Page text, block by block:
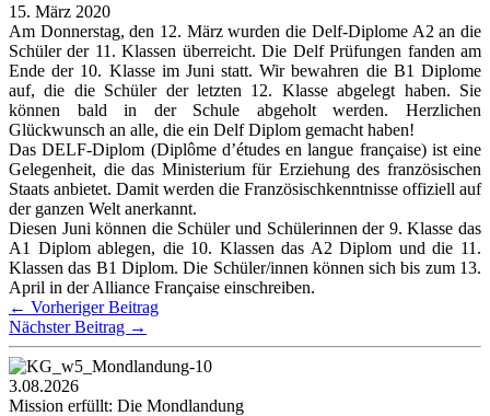
15. März 2020
Am Donnerstag, den 12. März wurden die Delf-Diplome A2 an die
Schüler der 11. Klassen überreicht. Die Delf Prüfungen fanden am
Ende der 10. Klasse im Juni statt. Wir bewahren die B1 Diplome
auf, die die Schüler der letzten 12. Klasse abgelegt haben. Sie
können bald in der Schule abgeholt werden. Herzlichen
Glückwunsch an alle, die ein Delf Diplom gemacht haben!
Das DELF-Diplom (Diplôme d’études en langue française) ist eine
Gelegenheit, die das Ministerium für Erziehung des französischen
Staats anbietet. Damit werden die Französischkenntnisse offiziell auf
der ganzen Welt anerkannt.
Diesen Juni können die Schüler und Schülerinnen der 9. Klasse das
A1 Diplom ablegen, die 10. Klassen das A2 Diplom und die 11.
Klassen das B1 Diplom. Die Schüler/innen können sich bis zum 13.
April in der Alliance Française einschreiben.
← Vorheriger Beitrag
Nächster Beitrag →
3.08.2026
Mission erfüllt: Die Mondlandung